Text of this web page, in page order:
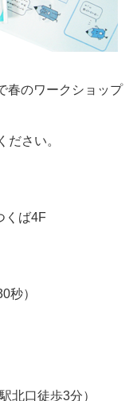
春のワークショップ
ださい。
ば4F
秒）
北口徒歩3分）